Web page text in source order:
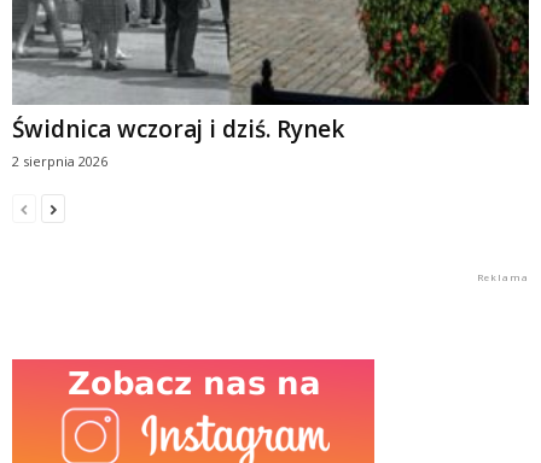
Świdnica wczoraj i dziś. Rynek
2 sierpnia 2026